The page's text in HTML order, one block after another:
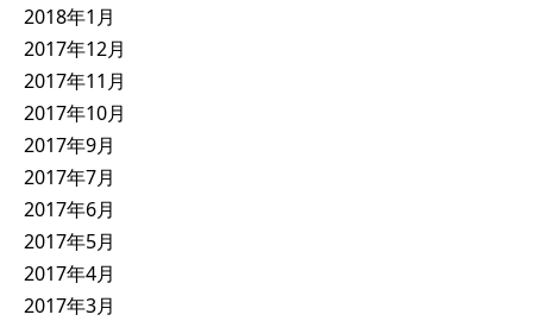
2018年1月
2017年12月
2017年11月
2017年10月
2017年9月
2017年7月
2017年6月
2017年5月
2017年4月
2017年3月